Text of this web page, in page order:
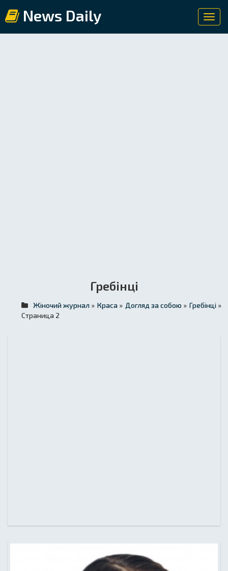
News Daily
Гребінці
Жіночий журнал » Краса » Догляд за собою » Гребінці »
Страница 2